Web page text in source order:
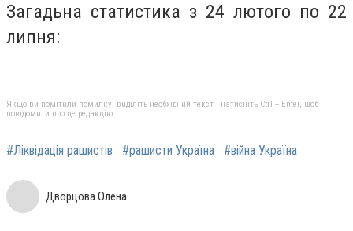
Загадьна статистика з 24 лютого по 22
липня:
Якщо ви помітили помилку, виділіть необхідний текст і натисніть Ctrl + Enter, щоб
повідомити про це редакцію
#Ліквідація рашистів #рашисти Україна #війна Україна
Дворцова Олена